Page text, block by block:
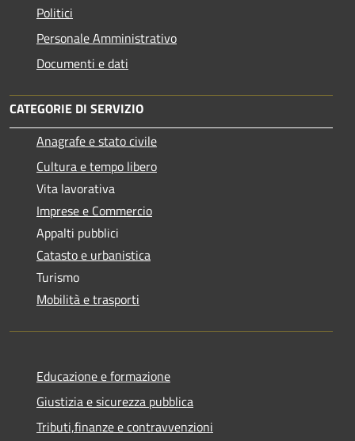
Politici
Personale Amministrativo
Documenti e dati
CATEGORIE DI SERVIZIO
Anagrafe e stato civile
Cultura e tempo libero
Vita lavorativa
Imprese e Commercio
Appalti pubblici
Catasto e urbanistica
Turismo
Mobilità e trasporti
Educazione e formazione
Giustizia e sicurezza pubblica
Tributi,finanze e contravvenzioni